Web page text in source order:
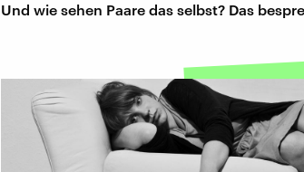
Und wie sehen Paare das selbst? Das